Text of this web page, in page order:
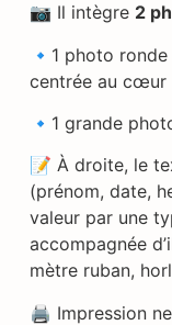
📷 Il intègre 2
🔹1 photo
centrée au cœur
🔹1 grande
📝 À droite, le
(prénom, date,
valeur par une
accompagnée
mètre ruban,
🖨️ Impression